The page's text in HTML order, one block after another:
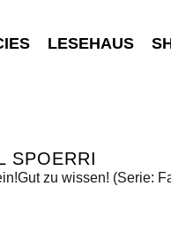
LESEHAUS
SPOERRI
zu wissen! (Serie: